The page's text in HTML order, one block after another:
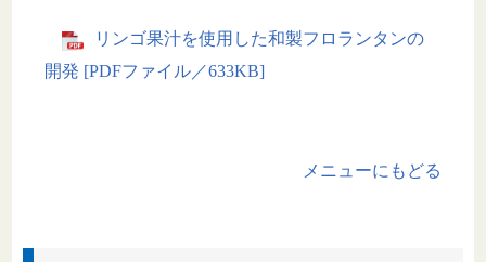
リンゴ果汁を使用した和製フロランタンの
開発 [PDFファイル／633KB]
メニューにもどる